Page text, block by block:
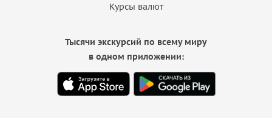
Курсы валют
Тысячи экскурсий по всему миру
в одном приложении: